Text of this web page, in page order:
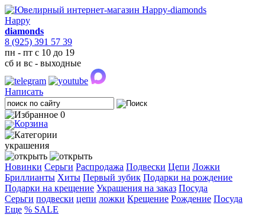
Happy
diamonds
8 (925) 391 57 39
пн - пт с 10 до 19
сб и вс - выходные
Написать
0
украшения
Новинки Серьги Распродажа Подвески Цепи Ложки
Бриллианты Хиты Первый зубик Подарки на рождение
Подарки на крещение Украшения на заказ Посуда
Cерьги подвески цепи ложки Крещение Рождение Посуда
Еще % SALE